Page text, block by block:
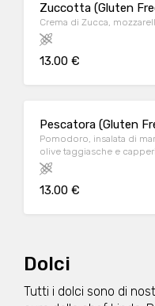
Zuccotta (Gluten
Crema di Zucca,
13.00 €
Pescatora (Gluten
Pomodoro, insalata di
olive taggiasche e capperi
13.00 €
Dolci
Tutti i dolci sono di